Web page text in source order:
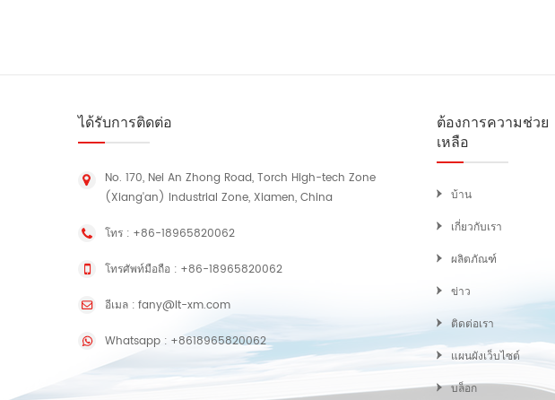
ได้รับการติดต่อ
No. 170, Nei An Zhong Road, Torch High-tech Zone
(Xiang'an) Industrial Zone, Xiamen, China
โทร : +86-18965820062
โทรศัพท์มือถือ : +86-18965820062
อีเมล : fany@lt-xm.com
Whatsapp : +8618965820062
ต้องการความช่วย
เหลือ
บ้าน
เกี่ยวกับเรา
ผลิตภัณฑ์
ข่าว
ติดต่อเรา
แผนผังเว็บไซต์
บล็อก